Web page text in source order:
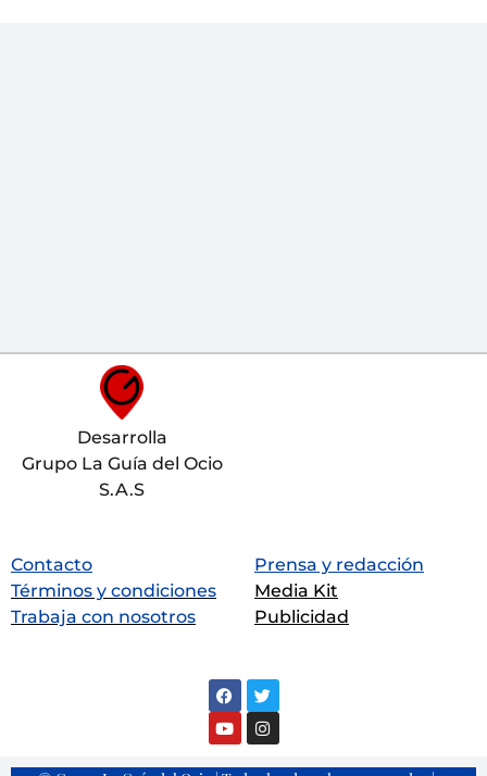
Desarrolla
Grupo La Guía del Ocio
S.A.S
Contacto
Términos y condiciones
Trabaja con nosotros
Prensa y redacción
Media Kit
Publicidad